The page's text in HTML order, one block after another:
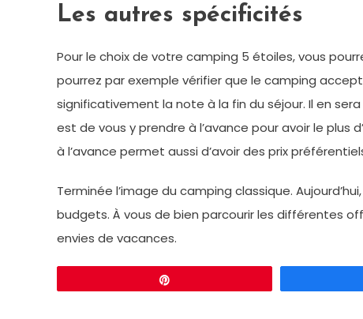
Les autres spécificités
Pour le choix de votre camping 5 étoiles, vous
pourrez par exemple vérifier que le camping
significativement la note à la fin du séjour. Il en
est de vous y prendre à l’avance pour avoir le plus
à l’avance permet aussi d’avoir des prix
Terminée l’image du camping classique.
budgets. À vous de bien parcourir les différentes
envies de vacances.